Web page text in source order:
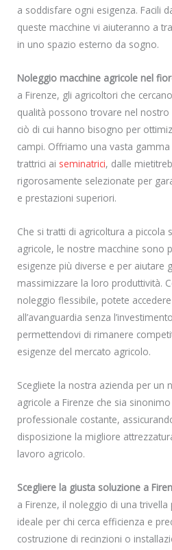
a soddisfare ogni esigenza. Facili
queste macchine vi aiuteranno a
in uno spazio esterno da sogno.
Noleggio macchine agricole nel
a Firenze, gli agricoltori che cercano
qualità possono trovare nel
ciò di cui hanno bisogno per
campi. Offriamo una vasta
trattrici ai seminatrici, dalle
rigorosamente selezionate per
e prestazioni superiori.
Che si tratti di agricoltura a piccola
agricole, le nostre macchine sono
esigenze più diverse e per aiutare
massimizzare la loro produttività.
noleggio flessibile, potete
all’avanguardia senza
permettendovi di rimanere
esigenze del mercato agricolo.
Scegliete la nostra azienda per un
agricole a Firenze che sia
professionale costante,
disposizione la migliore
lavoro agricolo.
Scegliere la giusta soluzione a
a Firenze, il noleggio di una
ideale per chi cerca efficienza e
costruzione di recinzioni o